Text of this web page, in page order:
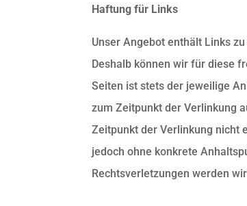
Haftung für Links
Unser Angebot enthält Links
Deshalb können wir für diese
Seiten ist stets der jeweilige
zum Zeitpunkt der Verlinkung
Zeitpunkt der Verlinkung nicht
jedoch ohne konkrete
Rechtsverletzungen werden